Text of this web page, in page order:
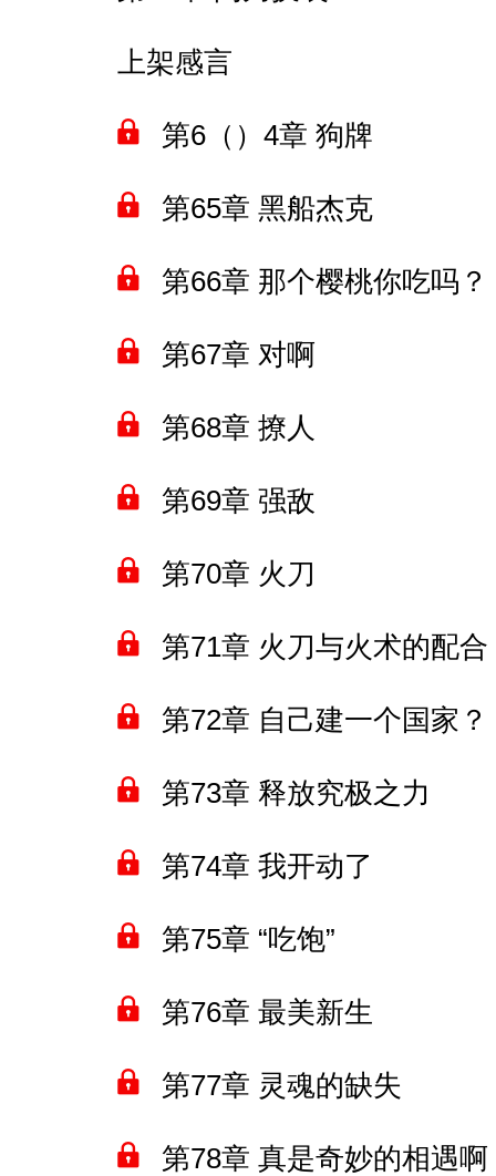
上架感言
第6（）4章 狗牌
第65章 黑船杰克
第66章 那个樱桃你吃吗？
第67章 对啊
第68章 撩人
第69章 强敌
第70章 火刀
第71章 火刀与火术的配合
第72章 自己建一个国家？
第73章 释放究极之力
第74章 我开动了
第75章 “吃饱”
第76章 最美新生
第77章 灵魂的缺失
第78章 真是奇妙的相遇